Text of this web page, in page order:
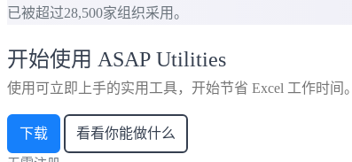
已被超过28,500家组织采用。
开始使用 ASAP Utilities
使用可立即上手的实用工具，开始节省 Excel 工作时间。
下载 看看你能做什么